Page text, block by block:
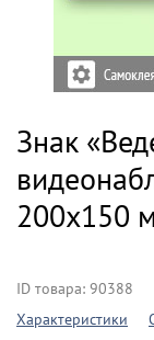
Знак
200х150
ID товара: 90388
Характеристики